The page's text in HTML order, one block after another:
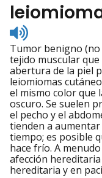
Listen
to
pronunciation
Tumor benigno (no
tejido muscular
abertura de la piel
leiomiomas
el mismo color que
oscuro. Se suelen
el pecho y el
tienden a
tiempo; es posible
hace frío. A
afección
hereditaria y en